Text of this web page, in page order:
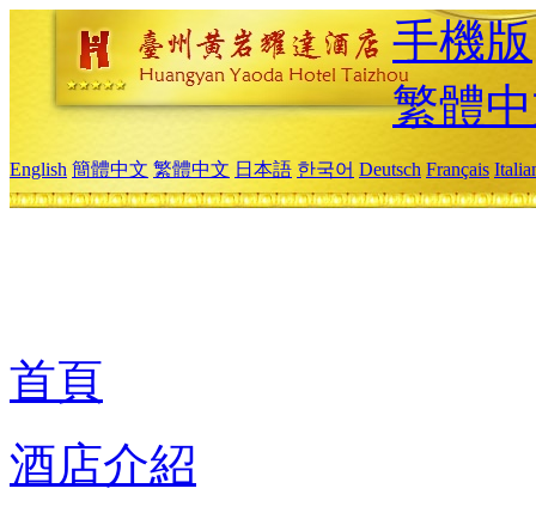
手機版
繁體
English 簡體中文 繁體中文 日本語 한국어 Deutsch Français
首頁
酒店介紹